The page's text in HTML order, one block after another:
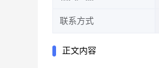
联系方式
正文内容